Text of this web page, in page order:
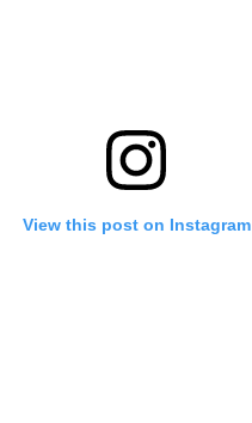
View this post on Instagram